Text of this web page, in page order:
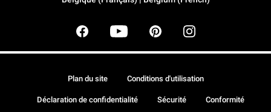
Plan du site Conditions d'utilisation
Déclaration de confidentialité Sécurité Conformité